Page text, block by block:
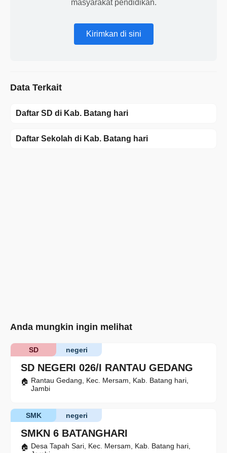
masyarakat pendidikan.
Kirimkan di sini
Data Terkait
Daftar SD di Kab. Batang hari
Daftar Sekolah di Kab. Batang hari
Anda mungkin ingin melihat
SD NEGERI 026/I RANTAU GEDANG
negeri
SD
Rantau Gedang, Kec. Mersam, Kab. Batang hari,
Jambi
SMKN 6 BATANGHARI
negeri
SMK
Desa Tapah Sari, Kec. Mersam, Kab. Batang hari,